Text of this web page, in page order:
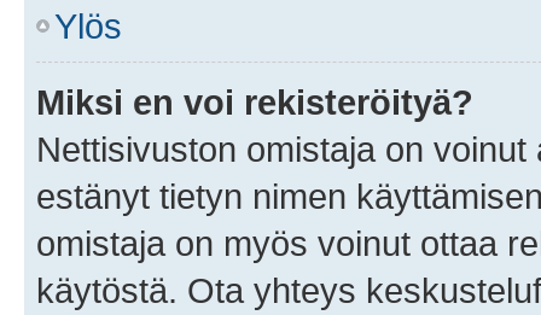
Ylös
Miksi en voi rekisteröityä?
Nettisivuston omistaja on
estänyt tietyn nimen
omistaja on myös voinut ottaa
käytöstä. Ota yhteys